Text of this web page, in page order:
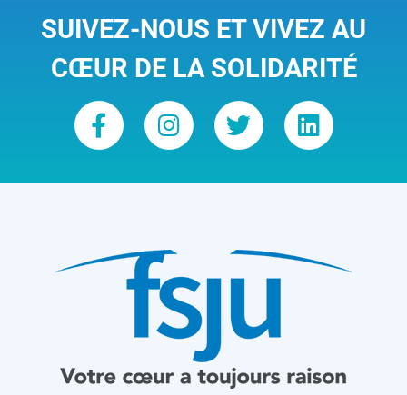
SUIVEZ-NOUS ET VIVEZ AU
CŒUR DE LA SOLIDARITÉ